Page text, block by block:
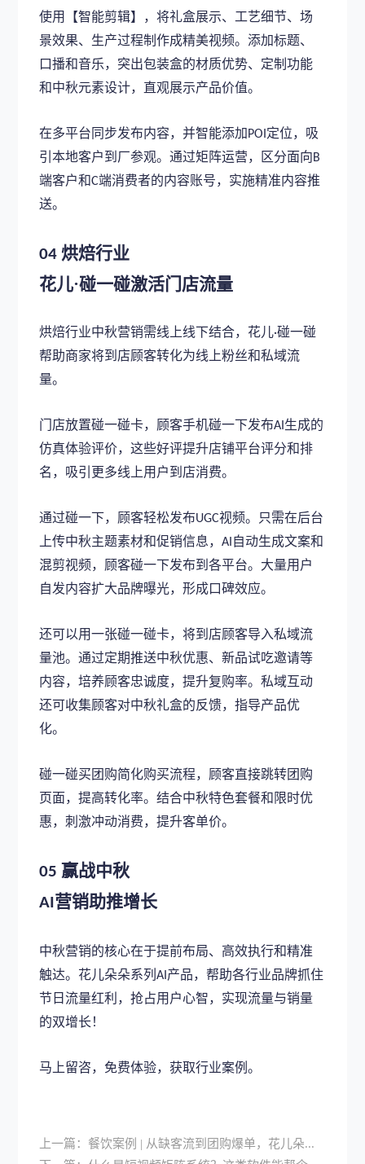
使用【智能剪辑】，将礼盒展示、工艺细节、场
景效果、生产过程制作成精美视频。添加标题、
口播和音乐，突出包装盒的材质优势、定制功能
和中秋元素设计，直观展示产品价值。
在多平台同步发布内容，并智能添加 POI 定位，吸
引本地客户到厂参观。通过矩阵运营，区分面向B
端客户和C端消费者的内容账号，实施精准内容推
送。
04烘焙行业
花儿·碰一碰激活门店流量
烘焙行业中秋营销需线上线下结合，花儿·碰一碰
帮助商家将到店顾客转化为线上粉丝和私域流
量。
门店放置碰一碰卡，顾客手机碰一下发布AI 生成的
仿真体验评价，这些好评提升店铺平台评分和排
名，吸引更多线上用户到店消费。
通过碰一下，顾客轻松发布UGC视频。只需在后台
上传中秋主题素材和促销信息，AI 自动生成文案和
混剪视频，顾客碰一下发布到各平台。大量用户
自发内容扩大品牌曝光，形成口碑效应。
还可以用一张碰一碰卡，将到店顾客导入私域流
量池。通过定期推送中秋优惠、新品试吃邀请等
内容，培养顾客忠诚度，提升复购率。私域互动
还可收集顾客对中秋礼盒的反馈，指导产品优
化。
碰一碰买团购简化购买流程，顾客直接跳转团购
页面，提高转化率。结合中秋特色套餐和限时优
惠，刺激冲动消费，提升客单价。
05 赢战中秋
AI 营销助推增长
中秋营销的核心在于提前布局、高效执行和精准
触达。花儿朵朵系列AI 产品，帮助各行业品牌抓住
节日流量红利，抢占用户心智，实现流量与销量
的双增长！
马上留咨，免费体验，获取行业案例。
上一篇：
餐饮案例 | 从缺客流到团购爆单，花儿朵朵AI矩阵加速门店流量增长！